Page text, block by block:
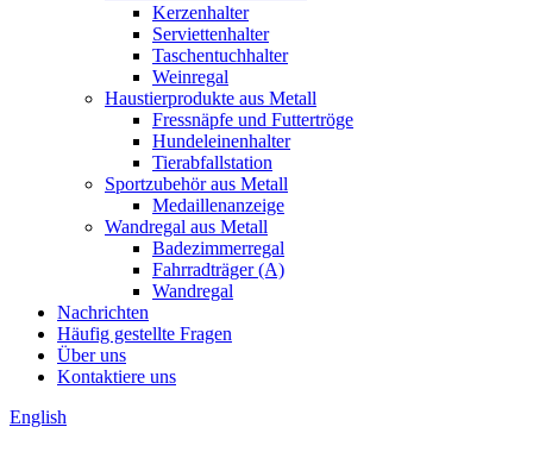
Kerzenhalter
Serviettenhalter
Taschentuchhalter
Weinregal
Haustierprodukte aus Metall
Fressnäpfe und Futtertröge
Hundeleinenhalter
Tierabfallstation
Sportzubehör aus Metall
Medaillenanzeige
Wandregal aus Metall
Badezimmerregal
Fahrradträger (A)
Wandregal
Nachrichten
Häufig gestellte Fragen
Über uns
Kontaktiere uns
English